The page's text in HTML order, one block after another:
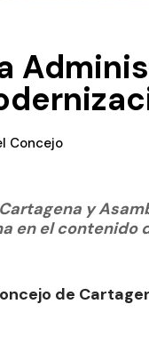
Concejo
y
en el
de